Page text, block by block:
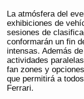
La atmósfera del
exhibiciones de
sesiones de
conformarán un fin
intensas. Además
actividades
fan zones y
que permitirá a
Ferrari.